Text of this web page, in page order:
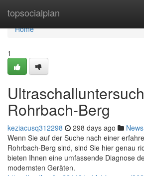
topsocialplan
Home
Home
1
Rohrbach-Berg
keziacusq312298 298 days ago News
Wenn Sie auf der Suche nach einer
Rohrbach-Berg sind, sind Sie hier genau
bieten Ihnen eine umfassende Diagnose
modernsten Geräten.